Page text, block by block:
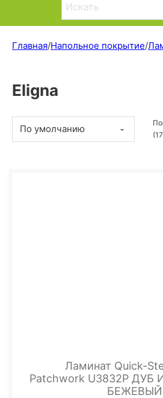
Главная/Напольное покрытие/
Eligna
Ламинат Quick-
Patchwork U3832P
БЕЖЕВЫЙ